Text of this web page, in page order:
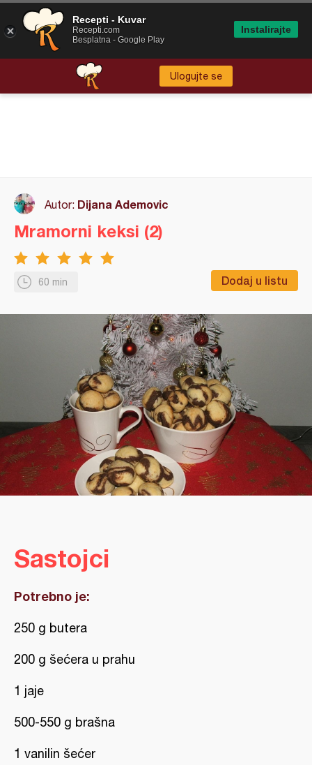
Ulogujte se
Autor: Dijana Ademovic
60 min Dodaj u listu
Mramorni keksi (2)
Sastojci
Potrebno je:
250 g butera
200 g šećera u prahu
1 jaje
500-550 g brašna
1 vanilin šećer
Recepti - Kuvar
Recepti.com
Besplatna - Google Play
Instalirajte